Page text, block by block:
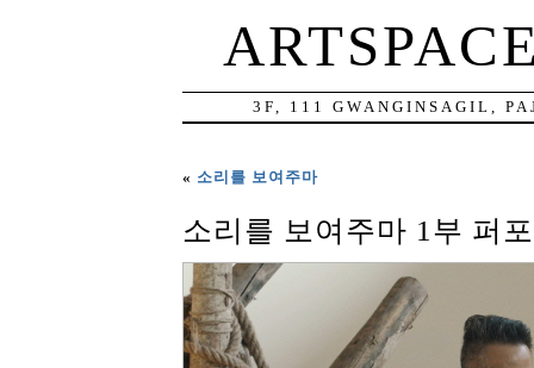
3F, 111 GWANGINSAGIL,
« 소리를 보여주마
소리를 보여주마 1부 퍼